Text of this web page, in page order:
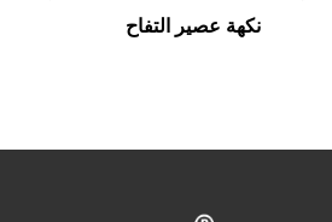
نكهة عصير التفاح